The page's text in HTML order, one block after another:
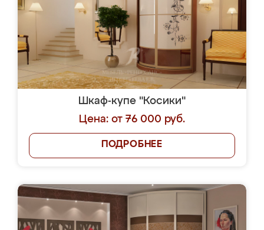
Шкаф-купе "Косики"
Цена: от 76 000 руб.
ПОДРОБНЕЕ